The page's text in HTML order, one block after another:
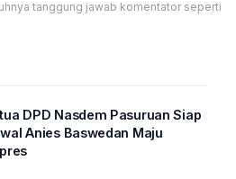
tanggung jawab komentator seperti
DPD Nasdem Pasuruan Siap
Anies Baswedan Maju